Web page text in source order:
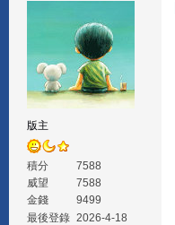
版主
積分
7588
威望
7588
金錢
9499
最後登錄 2026-4-18